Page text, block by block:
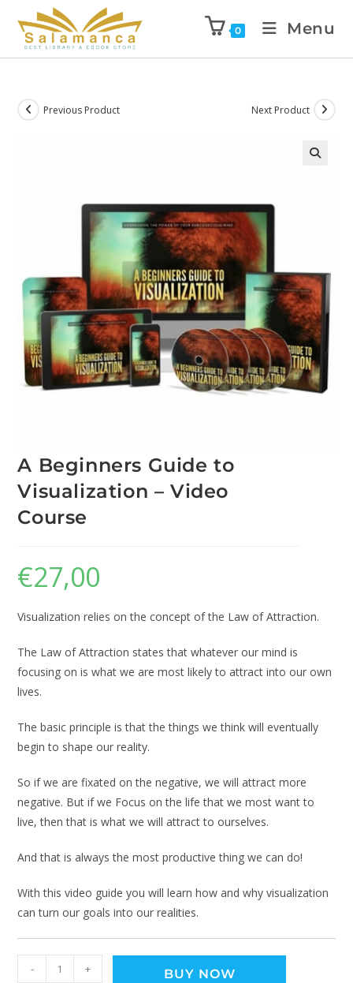
0 Menu
Previous Product Next Product
A Beginners Guide to
Visualization – Video
Course
€27,00
Visualization relies on the concept of the Law of Attraction.
The Law of Attraction states that whatever our mind is
focusing on is what we are most likely to attract into our own
lives.
The basic principle is that the things we think will eventually
begin to shape our reality.
So if we are fixated on the negative, we will attract more
negative. But if we Focus on the life that we most want to
live, then that is what we will attract to ourselves.
And that is always the most productive thing we can do!
With this video guide you will learn how and why visualization
can turn our goals into our realities.
- + BUY NOW